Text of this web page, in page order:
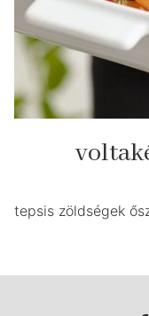
tepsis zöldségek